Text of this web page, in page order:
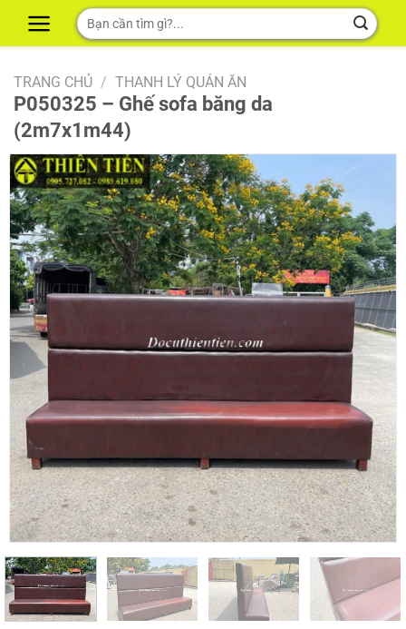
Tìm
kiếm:
TRANG CHỦ / THANH LÝ QUÁN ĂN
P050325 – Ghế sofa băng da
(2m7x1m44)